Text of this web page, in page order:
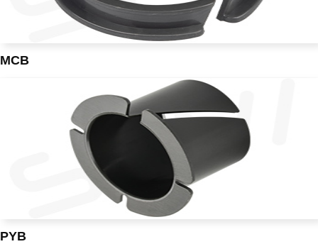
MCB
PYB